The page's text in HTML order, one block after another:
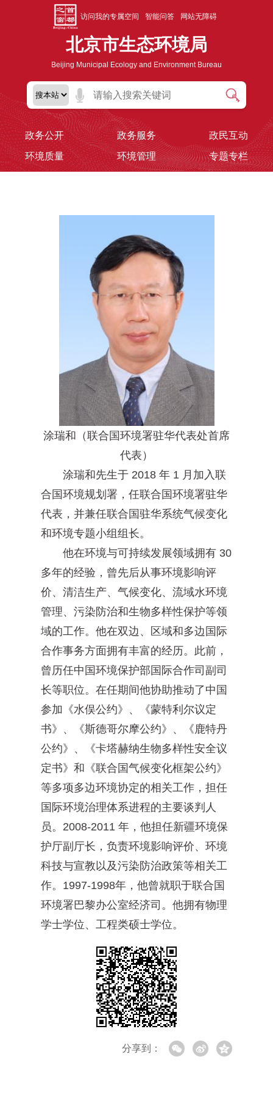
访问我的专属空间 智能问答 网站无障碍
北京市生态环境局
Beijing Municipal Ecology and Environment Bureau
政务公开 政务服务
政民互动
环境质量
环境管理 专题专栏
涂瑞和（联合国环境署驻华代表处首席
代表）
涂瑞和先生于 2018 年 1 月加入联
合国环境规划署，任联合国环境署驻华
代表，并兼任联合国驻华系统气候变化
和环境专题小组组长。
他在环境与可持续发展领域拥有 30
多年的经验，曾先后从事环境影响评
价、清洁生产、气候变化、流域水环境
管理、污染防治和生物多样性保护等领
域的工作。他在双边、区域和多边国际
合作事务方面拥有丰富的经历。此前，
曾历任中国环境保护部国际合作司副司
长等职位。在任期间他协助推动了中国
参加《水俣公约》、《蒙特利尔议定
书》、《斯德哥尔摩公约》、《鹿特丹
公约》、《卡塔赫纳生物多样性安全议
定书》和《联合国气候变化框架公约》
等多项多边环境协定的相关工作，担任
国际环境治理体系进程的主要谈判人
员。2008-2011 年，他担任新疆环境保
护厅副厅长，负责环境影响评价、环境
科技与宣教以及污染防治政策等相关工
作。1997-1998年，他曾就职于联合国
环境署巴黎办公室经济司。他拥有物理
学士学位、工程类硕士学位。
分享到：